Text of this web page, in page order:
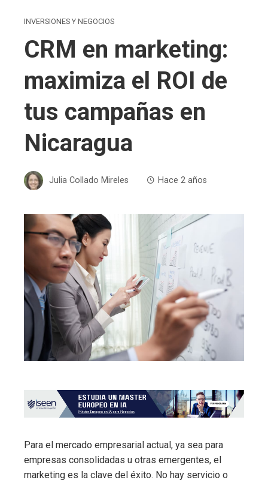
INVERSIONES Y NEGOCIOS
CRM en marketing:
maximiza el ROI de
tus campañas en
Nicaragua
Julia Collado Mireles Hace 2 años
Para el mercado empresarial actual, ya sea para
empresas consolidadas u otras emergentes, el
marketing es la clave del éxito. No hay servicio o